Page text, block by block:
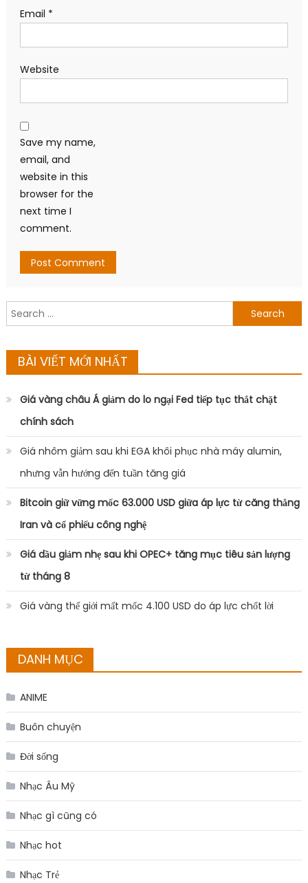
Email *
Website
Save my name,
email, and
website in this
browser for the
next time I
comment.
Search
for:
BÀI VIẾT MỚI NHẤT
Giá vàng châu Á giảm do lo ngại Fed tiếp tục thắt chặt
chính sách
Giá nhôm giảm sau khi EGA khôi phục nhà máy alumin,
nhưng vẫn hướng đến tuần tăng giá
Bitcoin giữ vững mốc 63.000 USD giữa áp lực từ căng thẳng
Iran và cổ phiếu công nghệ
Giá dầu giảm nhẹ sau khi OPEC+ tăng mục tiêu sản lượng
từ tháng 8
Giá vàng thế giới mất mốc 4.100 USD do áp lực chốt lời
DANH MỤC
ANIME
Buôn chuyện
Đời sống
Nhạc Âu Mỹ
Nhạc gì cũng có
Nhạc hot
Nhạc Trẻ